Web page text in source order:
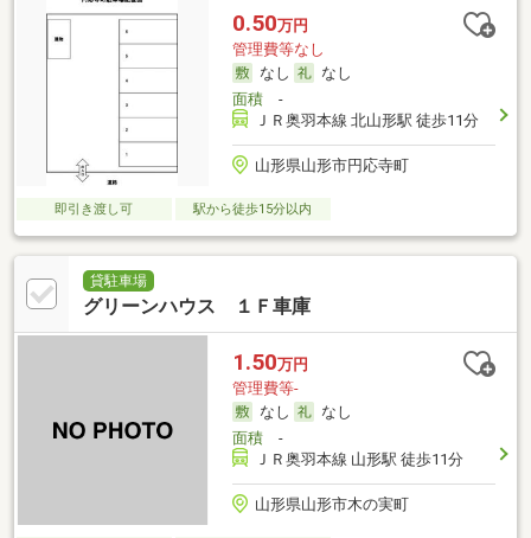
0.50万円
管理費等なし
なし
なし
面積-
ＪＲ奥羽本線 北山形駅 徒歩11分
山形県山形市円応寺町
即引き渡し可 駅から徒歩15分以内
貸駐車場
グリーンハウス １Ｆ車庫
1.50万円
管理費等-
なし
なし
面積-
ＪＲ奥羽本線 山形駅 徒歩11分
山形県山形市木の実町